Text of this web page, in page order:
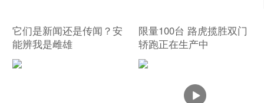
它们是新闻还是传闻？安
能辨我是雌雄
限量100台 路虎揽胜双门
轿跑正在生产中